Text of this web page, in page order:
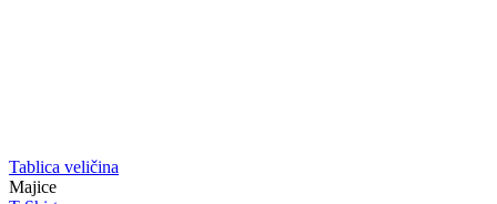
Tablica veličina
Majice